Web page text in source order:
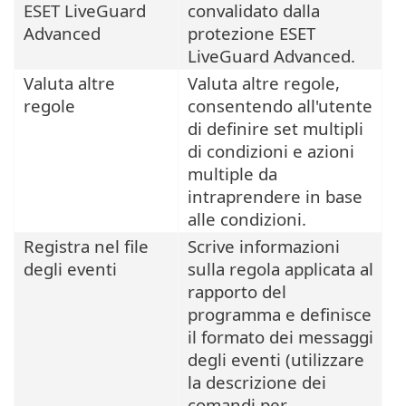
ESET LiveGuard
Advanced
convalidato dalla
protezione ESET
LiveGuard Advanced.
Valuta altre
regole
Valuta altre regole,
consentendo all'utente
di definire set multipli
di condizioni e azioni
multiple da
intraprendere in base
alle condizioni.
Registra nel file
degli eventi
Scrive informazioni
sulla regola applicata al
rapporto del
programma e definisce
il formato dei messaggi
degli eventi (utilizzare
la descrizione dei